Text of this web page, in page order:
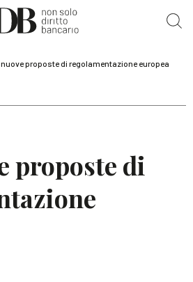
/ 17 settembre
Artificiale
nuove proposte di regolamentazione europea
proposte di